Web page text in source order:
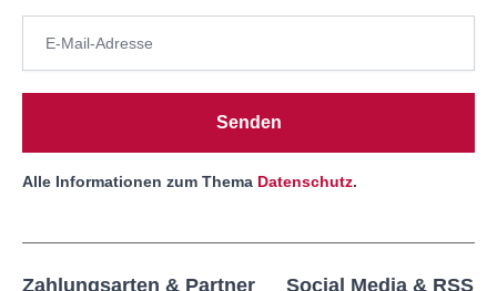
Senden
Alle Informationen zum Thema Datenschutz.
Zahlungsarten & Partner Social Media & RSS